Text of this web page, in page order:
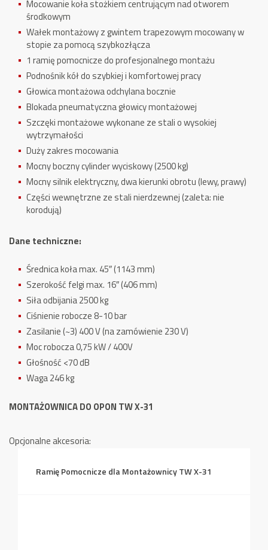
Mocowanie koła stożkiem centrującym nad otworem
środkowym
Wałek montażowy z gwintem trapezowym mocowany w
stopie za pomocą szybkozłącza
1 ramię pomocnicze do profesjonalnego montażu
Podnośnik kół do szybkiej i komfortowej pracy
Głowica montażowa odchylana bocznie
Blokada pneumatyczna głowicy montażowej
Szczęki montażowe wykonane ze stali o wysokiej
wytrzymałości
Duży zakres mocowania
Mocny boczny cylinder wyciskowy (2500 kg)
Mocny silnik elektryczny, dwa kierunki obrotu (lewy, prawy)
Części wewnętrzne ze stali nierdzewnej (zaleta: nie
korodują)
Dane techniczne:
Średnica koła max. 45″ (1143 mm)
Szerokość felgi max. 16″ (406 mm)
Siła odbijania 2500 kg
Ciśnienie robocze 8-10 bar
Zasilanie (~3) 400 V (na zamówienie 230 V)
Moc robocza 0,75 kW / 400V
Głośność <70 dB
Waga 246 kg
MONTAŻOWNICA DO OPON TW X-31
Opcjonalne akcesoria:
Ramię Pomocnicze dla Montażownicy TW X-31